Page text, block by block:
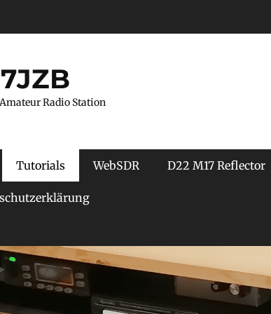
Radio Station
Tutorials WebSDR D22 M17 Reflector